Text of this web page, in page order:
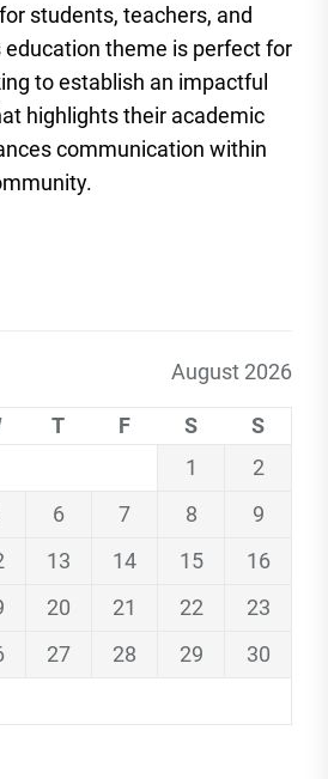
students, teachers, and
education theme is perfect for
to establish an impactful
highlights their academic
communication within
August 2026
T F S
S
1
2
6 7 8
9
13 14 15
16
20 21 22
23
27 28 29
30